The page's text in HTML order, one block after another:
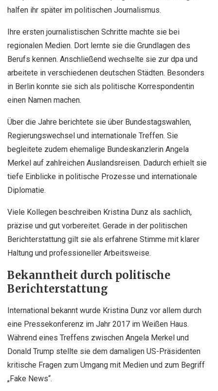
halfen ihr später im politischen Journalismus.
Ihre ersten journalistischen Schritte machte sie bei
regionalen Medien. Dort lernte sie die Grundlagen des
Berufs kennen. Anschließend wechselte sie zur dpa und
arbeitete in verschiedenen deutschen Städten. Besonders
in Berlin konnte sie sich als politische Korrespondentin
einen Namen machen.
Über die Jahre berichtete sie über Bundestagswahlen,
Regierungswechsel und internationale Treffen. Sie
begleitete zudem ehemalige Bundeskanzlerin Angela
Merkel auf zahlreichen Auslandsreisen. Dadurch erhielt sie
tiefe Einblicke in politische Prozesse und internationale
Diplomatie.
Viele Kollegen beschreiben Kristina Dunz als sachlich,
präzise und gut vorbereitet. Gerade in der politischen
Berichterstattung gilt sie als erfahrene Stimme mit klarer
Haltung und professioneller Arbeitsweise.
Bekanntheit durch politische
Berichterstattung
International bekannt wurde Kristina Dunz vor allem durch
eine Pressekonferenz im Jahr 2017 im Weißen Haus.
Während eines Treffens zwischen Angela Merkel und
Donald Trump stellte sie dem damaligen US-Präsidenten
kritische Fragen zum Umgang mit Medien und zum Begriff
„Fake News“.